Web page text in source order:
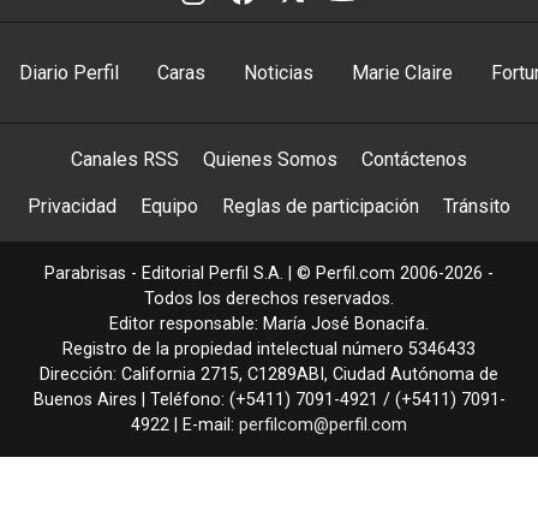
Diario Perfil Caras Noticias Marie Claire
Canales RSS Quienes Somos Contáctenos
Privacidad Equipo Reglas de participación Tránsito
Parabrisas - Editorial Perfil S.A. | © Perfil.com 2006-2026 -
Todos los derechos reservados.
Editor responsable: María José Bonacifa.
Registro de la propiedad intelectual número 5346433
Dirección: California 2715, C1289ABI , Ciudad Autónoma de
Buenos Aires | Teléfono: (+5411) 7091-4921 / (+5411) 7091-
4922 | E-mail: perfilcom@perfil.com